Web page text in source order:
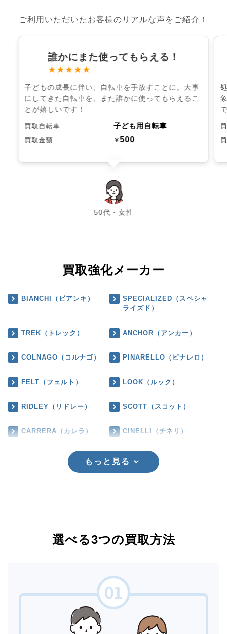
ご利用いただいたお客様のリアルな声をご紹介！
誰かにまた使ってもらえる！
★★★★★
子どもの成長に伴い、自転車を手放すことに。大事
にしてきた自転車を、また誰かに使ってもらえるこ
とが嬉しいです！
買取自転車 子ども用自転車
買取金額 ￥500
50代・女性
chevron_left chevron_right
買取強化メーカー
BIANCHI（ビアンキ）
SPECIALIZED（スペシャ
ライズド）
TREK（トレック） ANCHOR（アンカー）
COLNAGO（コルナゴ） PINARELLO（ピナレロ）
FELT（フェルト） LOOK（ルック）
RIDLEY（リドレー） SCOTT（スコット）
CARRERA（カレラ） CINELLI（チネリ）
もっと見る
選べる3つの買取方法